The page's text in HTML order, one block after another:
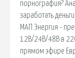
порнография?
заработать
МАП Энергия -
12В/24В/48В в
прямом эфире